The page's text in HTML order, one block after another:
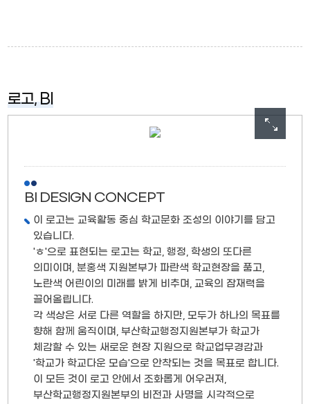
로고, BI
BI DESIGN CONCEPT
이 로고는 교육활동 중심 학교문화 조성의 이야기를 담고
있습니다.
'ㅎ'으로 표현되는 로고는 학교, 행정, 학생의 또다른
의미이며, 분홍색 지원본부가 파란색 학교현장을 품고,
노란색 어린이의 미래를 밝게 비추며, 교육의 잠재력을
끌어올립니다.
각 색상은 서로 다른 역할을 하지만, 모두가 하나의 목표를
향해 함께 움직이며, 부산학교행정지원본부가 학교가
체감할 수 있는 새로운 현장 지원으로 학교업무경감과
'학교가 학교다운 모습'으로 안착되는 것을 목표로 합니다.
이 모든 것이 로고 안에서 조화롭게 어우러져,
부산학교행정지원본부의 비전과 사명을 시각적으로